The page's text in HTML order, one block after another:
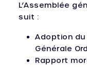
L’Assemblée
suit :
Adoption du
Générale
Rapport